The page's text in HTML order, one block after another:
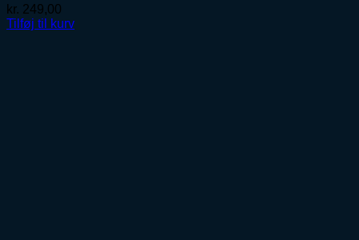
kr. 249,00
Tilføj til kurv